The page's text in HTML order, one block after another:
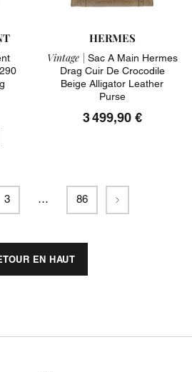
HERMES
Vintage | Sac A Main Hermes
Drag Cuir De Crocodile
Beige Alligator Leather
Purse
3 499,90 €
3 … 86 Suivant
EN HAUT